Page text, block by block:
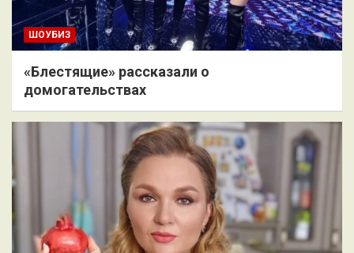
ШОУБИЗ
«Блестящие» рассказали о
домогательствах